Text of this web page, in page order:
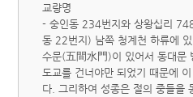
교량명
- 숭인동 234번지와 상왕십리
동 22번지) 남쪽 청계천 하류에
수문(五間水門)이 있어서 동대문
도교를 건너야만 되었기 때문에
다. 그리하여 성종은 절의 중들을